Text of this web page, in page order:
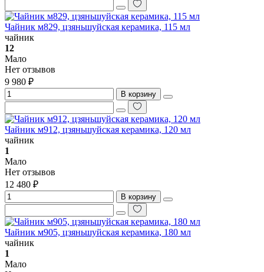
Чайник м829, цзяньшуйская керамика, 115 мл
чайник
12
Мало
Нет отзывов
9 980 ₽
В корзину
Чайник м912, цзяньшуйская керамика, 120 мл
чайник
1
Мало
Нет отзывов
12 480 ₽
В корзину
Чайник м905, цзяньшуйская керамика, 180 мл
чайник
1
Мало